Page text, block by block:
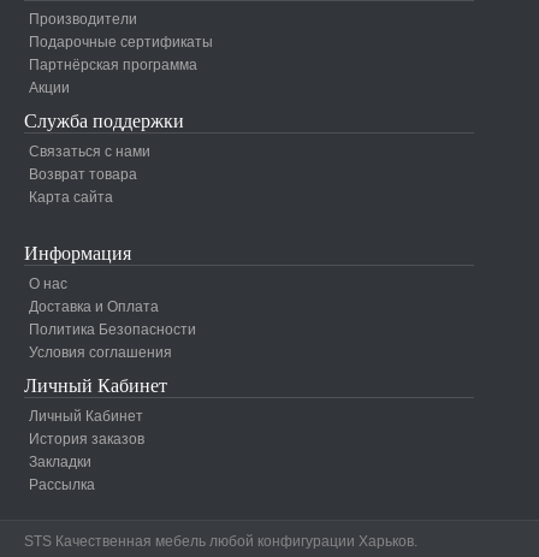
Производители
Подарочные сертификаты
Партнёрская программа
Акции
Служба поддержки
Связаться с нами
Возврат товара
Карта сайта
Информация
О нас
Доставка и Оплата
Политика Безопасности
Условия соглашения
Личный Кабинет
Личный Кабинет
История заказов
Закладки
Рассылка
STS Качественная мебель любой конфигурации Харьков.